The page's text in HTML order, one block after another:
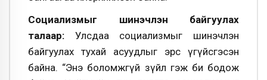
Социализмыг шинэчлэн байгуулах
талаар: Улсдаа социализмыг шинэчлэн
байгуулах тухай асуудлыг эрс үгүйсгэсэн
байна. “Энэ боломжгүй зүйл гэж би бодож